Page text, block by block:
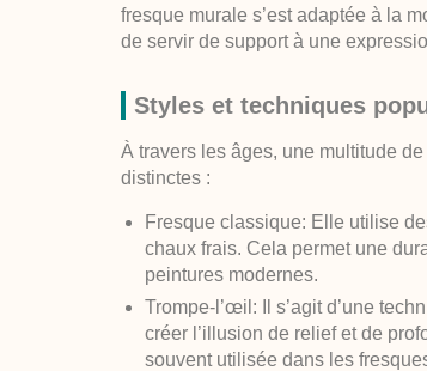
fresque murale s’est adaptée à la
de servir de support à une
Styles et techniques
À travers les âges, une multitude
distinctes :
Fresque classique: Elle utilise
chaux frais. Cela permet une
peintures modernes.
Trompe-l’œil : Il s’agit d’une
créer l’illusion de relief et de
souvent utilisée dans les